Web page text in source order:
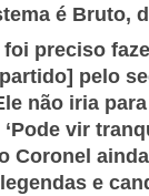
é Bruto,
preciso
pelo
não iria
vir
Coronel
e